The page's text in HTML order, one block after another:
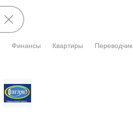
Финансы Квартиры Переводчик